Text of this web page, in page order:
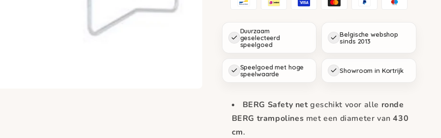
Duurzaam
geselecteerd
speelgoed
Belgische webshop
sinds 2013
Speelgoed met hoge
speelwaarde
Showroom in Kortrijk
BERG Safety net geschikt voor alle ronde
BERG trampolines met een diameter van430
cm.